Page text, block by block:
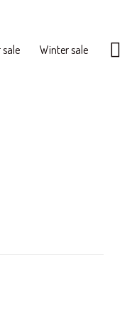
Winter sale